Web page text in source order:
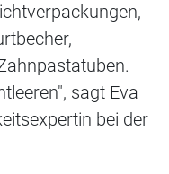
sagt Eva
bei der